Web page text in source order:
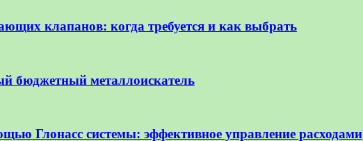
клапанов: когда требуется и как выбрать
бюджетный металлоискатель
Глонасс системы: эффективное управление расходами